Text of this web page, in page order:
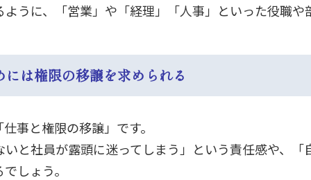
うに、「営業」や「経理」「人事」といった役職
は権限の移譲を求められる
事と権限の移譲」です。
と社員が露頭に迷ってしまう」という責任感や、
しょう。